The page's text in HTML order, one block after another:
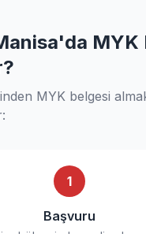
MYK
MYK belgesi
1
Başvuru